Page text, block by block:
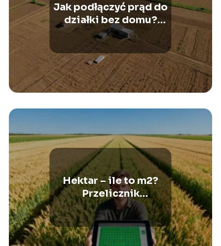
Jak podłączyć prąd do
działki bez domu?
Praktyczny poradnik
Hektar – ile to m2?
Przelicznik
powierzchni w prosty
sposób